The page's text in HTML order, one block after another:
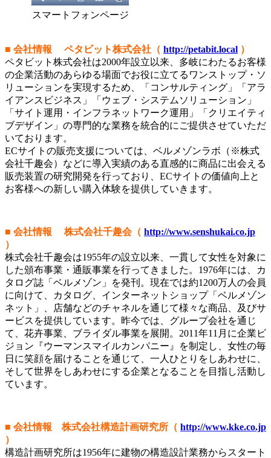
スマートフォンページ
■ 会社情報 ペタビット株式会社（ http://petabit.local ）
ペタビット株式会社は2000年設立以来、多岐にわたるお客様
の企業活動のあらゆる場面でお役に立てるワンストップ・ソ
リューションを実現するため、「コンサルティング」「アラ
イアンスビジネス」「ウェブ・システムソリューション」
「サイト運用・インフラネットワーク運用」「クリエイティ
ブデザイン」の専門的な業務を統合的にご提供させていただ
いております。
ECサイトの販売支援については、ベルメゾンラボ（※株式
会社千趣会）などに導入実績のある直感的に商品に出会える
販売装置の研究開発を行っており、ECサイトの価値向上と
お客様への新しい購入体験を提供していきます。
■ 会社情報 株式会社千趣会（ http://www.senshukai.co.jp
）
株式会社千趣会は1955年の設立以来、一貫して女性を対象に
した頒布事業・通販事業を行ってきました。1976年には、カ
タログ誌「ベルメゾン」を発刊。現在では約1200万人の会員
に向けて、カタログ、インターネットショップ「ベルメゾン
ネット」、店舗などのチャネルを通じて様々な商品、及びサ
ービスを提供しています。昨今では、グループ会社を通じ
て、花卉事業、ブライダル事業を展開。2011年11月に企業ビ
ジョン『ウーマンスマイルカンパニー』を制定し、女性の毎
日に笑顔を届けることを通じて、一人ひとりをしあわせに、
そして世界をしあわせにする企業となることを目指し活動し
ています。
■ 会社情報 株式会社構造計画研究所（ http://www.kke.co.jp
）
構造計画研究所は1956年に建物の構造設計業務からスタート